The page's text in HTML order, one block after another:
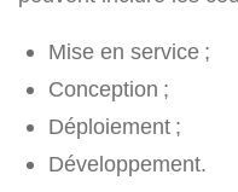
Mise en service ;
Conception ;
Déploiement ;
Développement.